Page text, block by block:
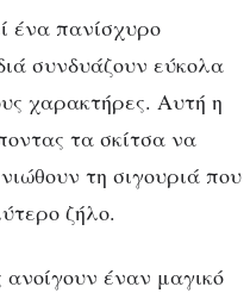
ένα πανίσχυρο
συνδυάζουν εύκολα
χαρακτήρες. Αυτή η
τα σκίτσα να
τη σιγουριά που
ζήλο.
έναν μαγικό